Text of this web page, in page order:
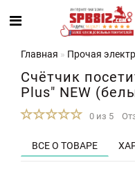
Главная Прочая
Счётчик
Plus" NEW
0 из 5
ВСЕ О ТОВАРЕ